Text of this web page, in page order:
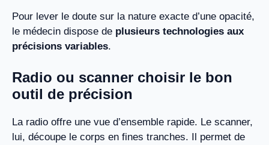
Pour lever le doute sur la nature exacte d’une opacité,
le médecin dispose de plusieurs technologies aux
précisions variables.
Radio ou scanner choisir le bon
outil de précision
La radio offre une vue d’ensemble rapide. Le scanner,
lui, découpe le corps en fines tranches. Il permet de